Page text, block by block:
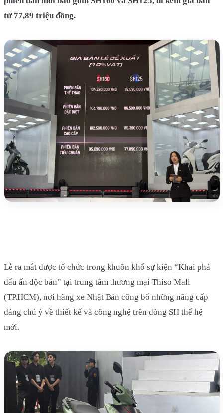
từ 77,89 triệu đồng.
Lễ ra mắt được tổ chức trong khuôn khổ sự kiện “Khai phá
dấu ấn độc bản” tại trung tâm thương mại Thiso Mall
(TP.HCM), nơi hãng xe Nhật Bản công bố những nâng cấp
đáng chú ý về thiết kế và công nghệ trên dòng SH thế hệ
mới.